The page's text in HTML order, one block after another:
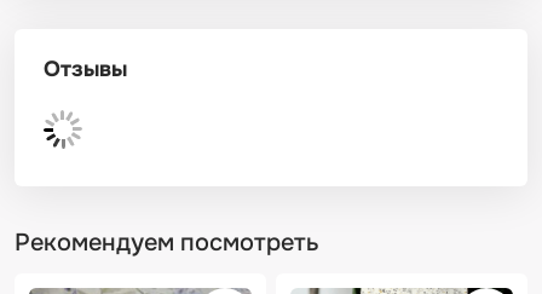
Отзывы
Рекомендуем посмотреть